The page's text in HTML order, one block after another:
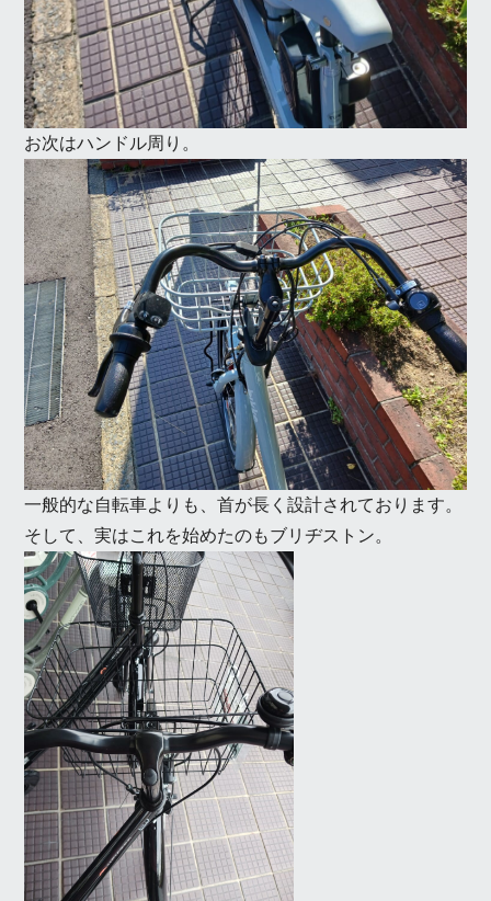
お次はハンドル周り。
一般的な自転車よりも、首が長く設計されております。
そして、実はこれを始めたのもブリヂストン。